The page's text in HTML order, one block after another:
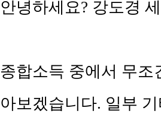
안녕하세요? 강도경
종합소득 중에서 무
아보겠습니다.​ 일부